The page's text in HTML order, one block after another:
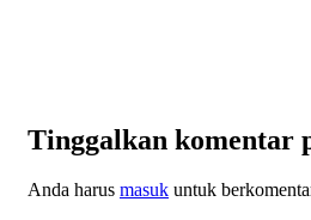
Tinggalkan komentar
Anda harus masuk untuk